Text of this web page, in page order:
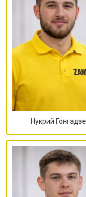
Нукрий Гонгадзе